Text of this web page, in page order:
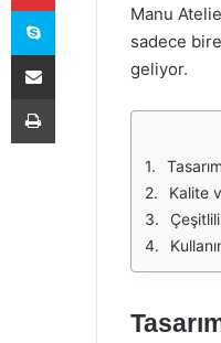
Manu
sadece
geliyor.
Kalite
Skype
E-Posta ile paylaş